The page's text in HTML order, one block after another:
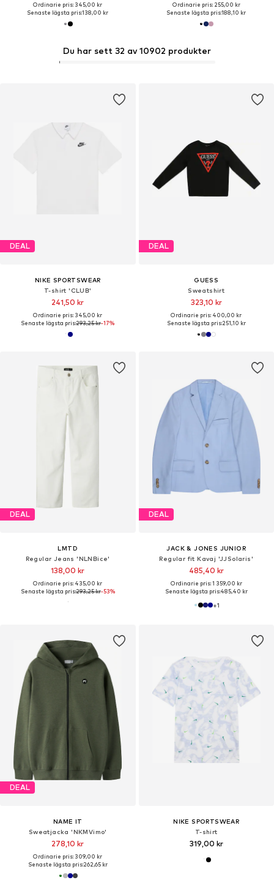
Ordinarie pris: 345,00 kr
Senaste lägsta pris:138,00 kr
Ordinarie pris: 255,00 kr
Senaste lägsta pris:188,10 kr
Du har sett 32 av 10902 produkter
DEAL
NIKE SPORTSWEAR
T-shirt 'CLUB'
241,50 kr
Ordinarie pris: 345,00 kr
Senaste lägsta pris:293,25 kr-17%
DEAL
GUESS
Sweatshirt
323,10 kr
Ordinarie pris: 400,00 kr
Senaste lägsta pris:251,10 kr
DEAL
LMTD
Regular Jeans 'NLNBice'
138,00 kr
Ordinarie pris: 435,00 kr
Senaste lägsta pris:293,25 kr-53%
DEAL
JACK & JONES JUNIOR
Regular fit Kavaj 'JJSolaris'
485,40 kr
Ordinarie pris: 1 359,00 kr
Senaste lägsta pris:485,40 kr
+1
DEAL
NAME IT
Sweatjacka 'NKMVimo'
278,10 kr
Ordinarie pris: 309,00 kr
Senaste lägsta pris:262,65 kr
NIKE SPORTSWEAR
T-shirt
319,00 kr